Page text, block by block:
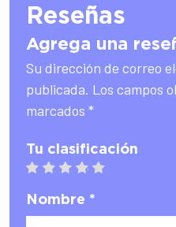
Reseñas
Agrega una
Su dirección de correo
publicada. Los campos
marcados *
Tu clasificación
5 stars
4 stars
3 stars
2 stars
1 star
Nombre *